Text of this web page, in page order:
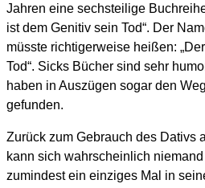
Jahren eine sechsteilige
ist dem Genitiv sein Tod“. Der
müsste richtigerweise heißen:
Tod“. Sicks Bücher sind sehr
haben in Auszügen sogar den
gefunden.
Zurück zum Gebrauch des Dativs
kann sich wahrscheinlich
zumindest ein einziges Mal in